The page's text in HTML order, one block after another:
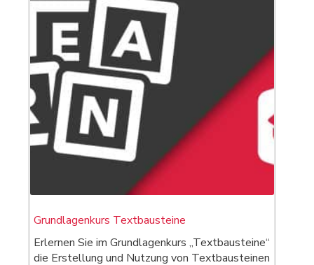
Grundlagenkurs Textbausteine
Erlernen Sie im Grundlagenkurs „Textbausteine“
die Erstellung und Nutzung von Textbausteinen